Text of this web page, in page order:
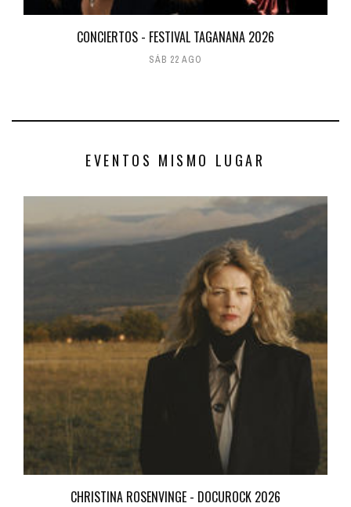
CONCIERTOS - FESTIVAL TAGANANA 2026
SÁB 22 AGO
EVENTOS MISMO LUGAR
CHRISTINA ROSENVINGE - DOCUROCK 2026